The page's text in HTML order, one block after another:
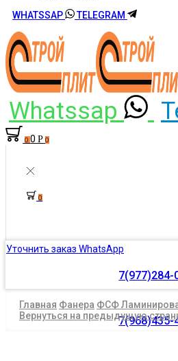
WHATSSAP
TELEGRAM
Whatssap
00Р 0
0
Уточнить заказ WhatsApp
7(977)284-
7(968)435-
Главная Фанера ФСФ
Вернуться на предыдущую